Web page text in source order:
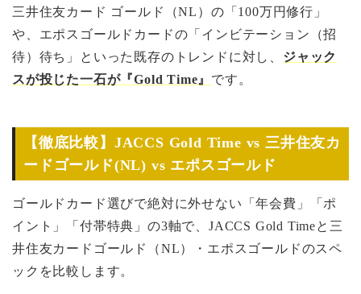
三井住友カード ゴールド（NL）の「100万円修行」
や、エポスゴールドカードの「インビテーション（招
待）待ち」といった既存のトレンドに対し、 ジャック
スが投じた一石が『Gold Time』 です。
【徹底比較】JACCS Gold Time vs 三井住友カ
ードゴールド(NL) vs エポスゴールド
ゴールドカード選びで絶対に外せない「年会費」「ポ
イント」「付帯特典」の3軸で、JACCS Gold Timeと三
井住友カードゴールド（NL）・エポスゴールドのスペ
ックを比較します。